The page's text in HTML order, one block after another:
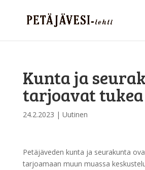
Kunta ja
tarjoavat tukea
24.2.2023 | Uutinen
Petäjäveden kunta ja seurakunta
tarjoamaan muun muassa